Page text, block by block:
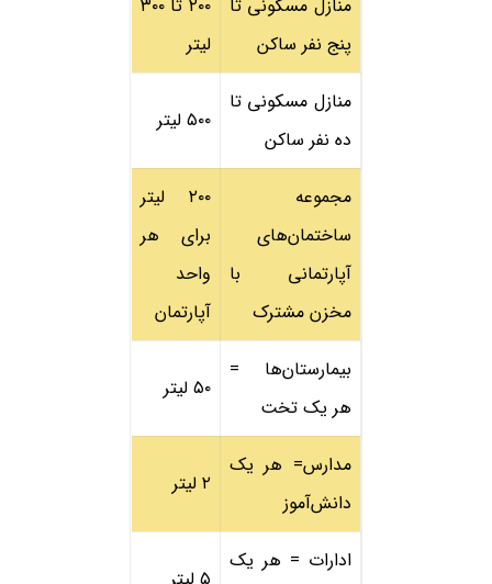
منازل مسکونی تا
پنج نفر ساکن
۲۰۰ تا ۳۰۰
لیتر
منازل مسکونی تا
ده نفر ساکن
۵۰۰ لیتر
مجموعه
ساختمان‌های
آپارتمانی با
مخزن مشترک
۲۰۰ لیتر
برای هر
واحد
آپارتمان
بیمارستان‌ها =
هر یک تخت
۵۰ لیتر
مدارس= هر یک
دانش‌آموز
۲ لیتر
ادارات = هر یک